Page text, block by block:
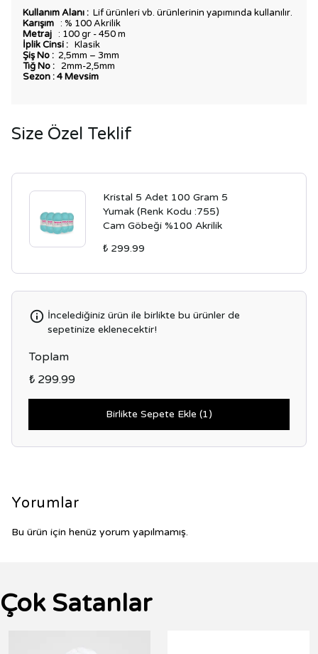
Kullanım Alanı : Lif ürünleri vb. ürünlerinin yapımında kullanılır.
Karışım : % 100 Akrilik
Metraj : 100 gr - 450 m
İplik Cinsi : Klasik
Şiş No : 2,5mm – 3mm
Tığ No : 2mm-2,5mm
Sezon : 4 Mevsim
Size Özel Teklif
Kristal 5 Adet 100 Gram 5
Yumak (Renk Kodu :755)
Cam Göbeği %100 Akrilik
₺ 299.99
İncelediğiniz ürün ile birlikte bu ürünler de
sepetinize eklenecektir!
Toplam
₺ 299.99
Birlikte Sepete Ekle (1)
Yorumlar
Bu ürün için henüz yorum yapılmamış.
Çok Satanlar